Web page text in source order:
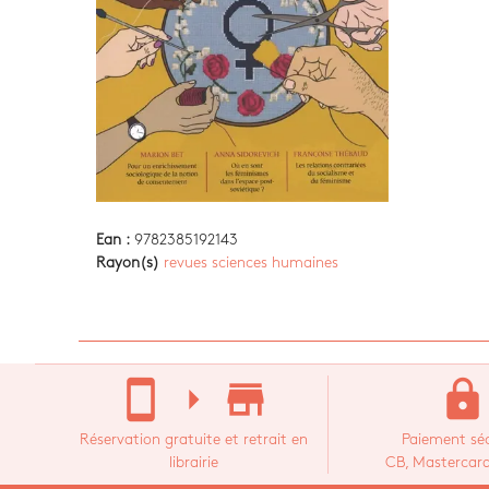
Ean : 9782385192143
Rayon(s) revues sciences humaines
stay_current_portrait arrow_right store_mall_directory
Réservation gratuite et retrait en
librairie
lock
Paiement
CB,